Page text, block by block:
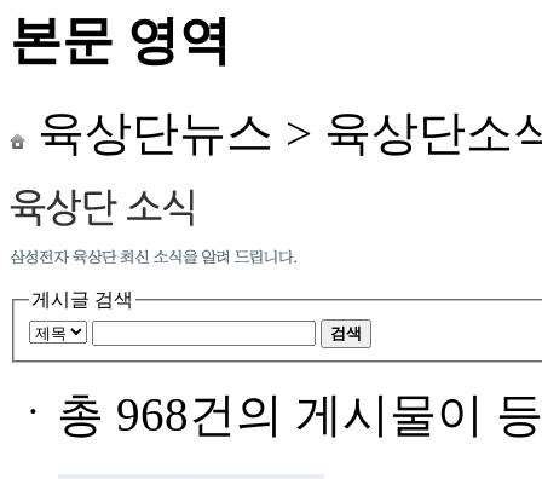
본문 영역
육상단뉴스 > 육상단소
게시글 검색
검색
ㆍ 총 968건의 게시물이